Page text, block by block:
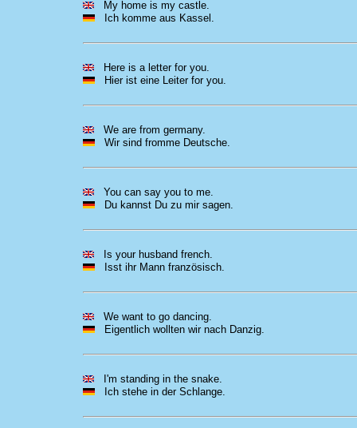
My home is my castle.
Ich komme aus Kassel.
Here is a letter for you.
Hier ist eine Leiter for you.
We are from germany.
Wir sind fromme Deutsche.
You can say you to me.
Du kannst Du zu mir sagen.
Is your husband french.
Isst ihr Mann französisch.
We want to go dancing.
Eigentlich wollten wir nach Danzig.
I'm standing in the snake.
Ich stehe in der Schlange.